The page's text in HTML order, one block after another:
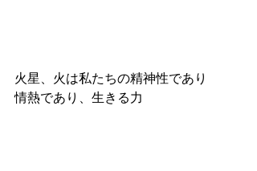
火星、火は私たちの精神性であり
情熱であり、生きる力